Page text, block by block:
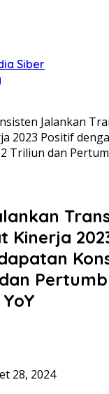
Siber
Jalankan
2023 Positif
Triliun dan
Kinerja
28, 2024